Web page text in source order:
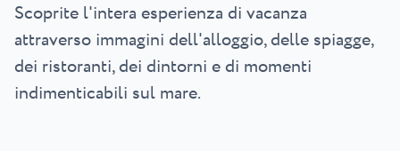
Appartamenti
Ville
Umag
Tutti gli alloggi
Park Resort Plava Laguna
Zelena Resort Plava Laguna
Plava Resort Plava Laguna
Esplora
Esplora
Istria Experience
Offerte
Deutsch
Italiano
Slovenščina
Scoprite l'intera esperienza di vacanza
attraverso immagini dell'alloggio, delle spiagge,
dei ristoranti, dei dintorni e di momenti
indimenticabili sul mare.